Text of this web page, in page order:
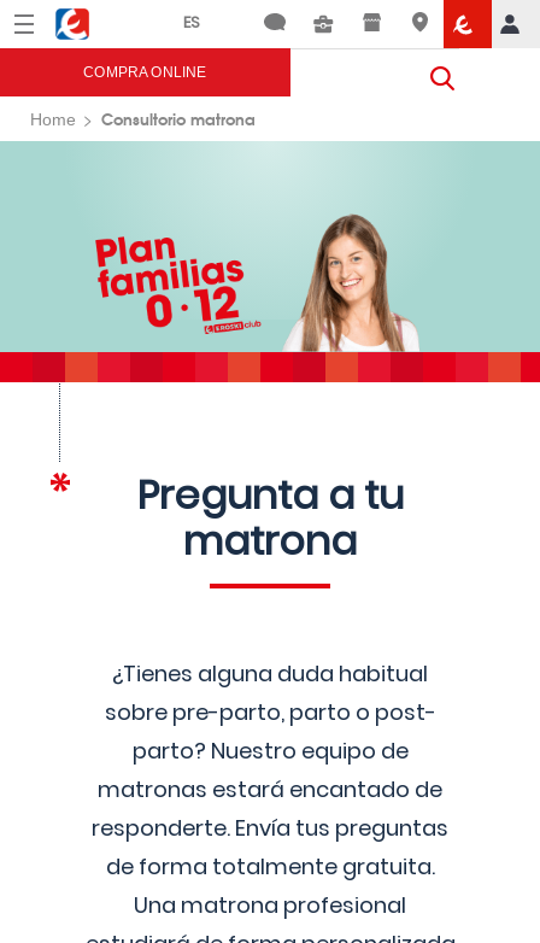
Menú Eroski
COMPRA ONLINE
Home Consultorio matrona
Pregunta a tu
matrona
¿Tienes alguna duda habitual
sobre pre-parto, parto o post-
parto? Nuestro equipo de
matronas estará encantado de
responderte. Envía tus preguntas
de forma totalmente gratuita.
Una matrona profesional